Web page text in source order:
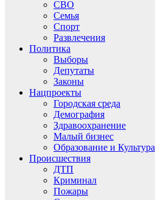
СВО
Семья
Спорт
Развлечения
Политика
Выборы
Депутаты
Законы
Нацпроекты
Городская среда
Демография
Здравоохранение
Малый бизнес
Образование и Культура
Происшествия
ДТП
Криминал
Пожары